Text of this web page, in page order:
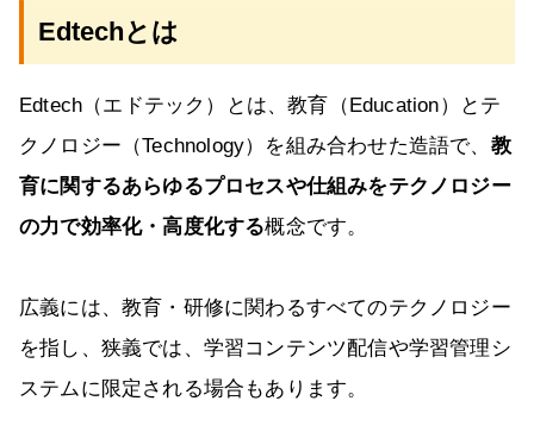
Edtechとは
Edtech（エドテック）とは、教育（Education）とテ
クノロジー（Technology）を組み合わせた造語で、 教
育に関するあらゆるプロセスや仕組みをテクノロジー
の力で効率化・高度化する概念です。
広義には、教育・研修に関わるすべてのテクノロジー
を指し、狭義では、学習コンテンツ配信や学習管理シ
ステムに限定される場合もあります。